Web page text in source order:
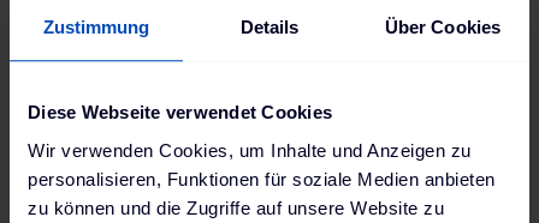
Zustimmung Details Über Cookies
Diese Webseite verwendet Cookies
Wir verwenden Cookies, um Inhalte und Anzeigen zu
personalisieren, Funktionen für soziale Medien anbieten
zu können und die Zugriffe auf unsere Website zu